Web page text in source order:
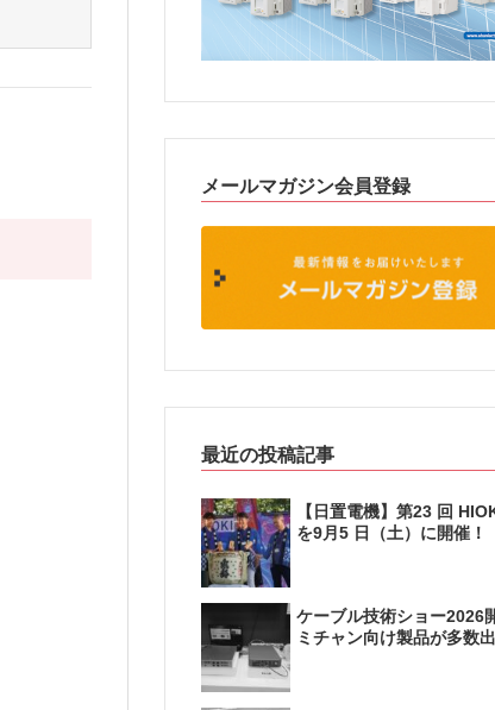
メールマガジン会員登録
最近の投稿記事
【日置電機】第23 回
を9月5 日（土）に開催！
ケーブル技術ショー
ミチャン向け製品が多数